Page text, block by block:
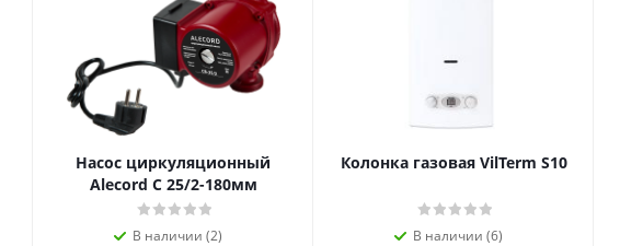
Насос циркуляционный
Alecord C 25/2-180мм
В наличии (2)
Колонка газовая VilTerm S10
В наличии (6)